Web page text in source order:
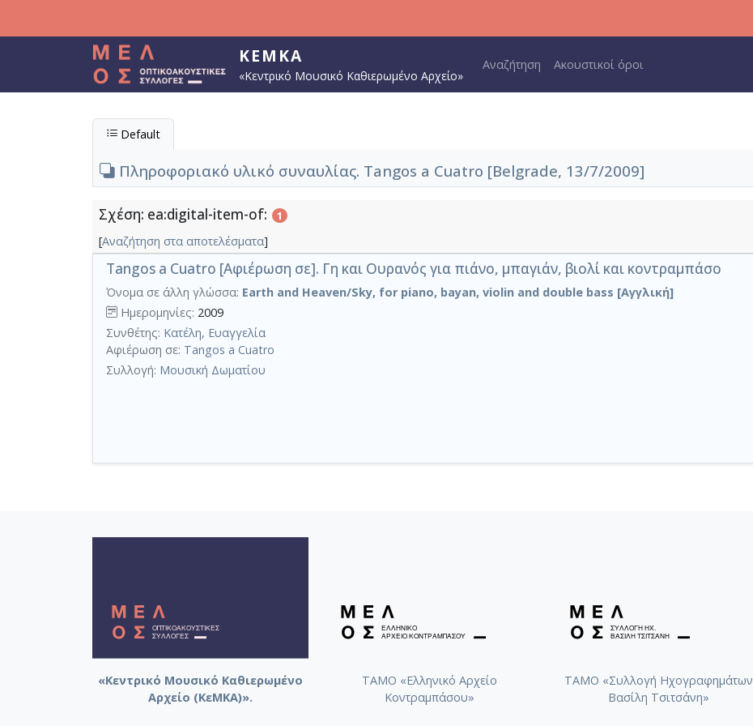
ΚΕΜΚΑ
«Κεντρικό Μουσικό Καθιερωμένο Αρχείο»
Main navigation
Αναζήτηση Ακουστικοί όροι
Default
Πληροφοριακό υλικό συναυλίας. Tangos a Cuatro [Belgrade, 13/7/2009]
Σχέση: ea:digital-item-of: 1
[Αναζήτηση στα αποτελέσματα]
Tangos a Cuatro [Αφιέρωση σε]. Γη και Ουρανός για πιάνο, μπαγιάν, βιολί και κοντραμπάσο
Όνομα σε άλλη γλώσσα: Earth and Heaven/Sky, for piano, bayan, violin and double bass [Αγγλική]
Ημερομηνίες: 2009
Συνθέτης: Κατέλη, Ευαγγελία
Αφιέρωση σε: Tangos a Cuatro
Συλλογή: Μουσική Δωματίου
«Κεντρικό Μουσικό Καθιερωμένο
Αρχείο (ΚεΜΚΑ)».
ΤΑΜΟ «Ελληνικό Αρχείο
Κοντραμπάσου»
ΤΑΜΟ «Συλλογή Ηχογραφημάτων
Βασίλη Τσιτσάνη»